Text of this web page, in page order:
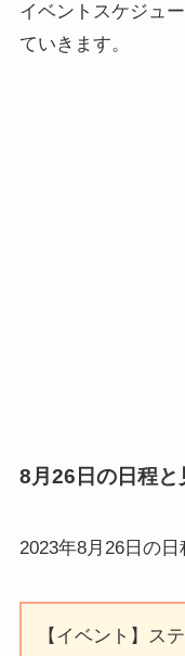
イベントスケジュ
ていきます。
8月26日の日程と
2023年8月26日の
【イベント】ス